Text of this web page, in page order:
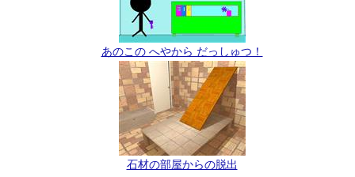
あのこの へやから だっしゅつ！
石材の部屋からの脱出